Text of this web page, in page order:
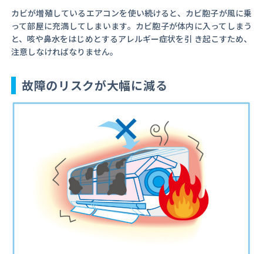
カビが増殖しているエアコンを使い続けると、カビ胞子が風に乗
って部屋に充満してしまいます。カビ胞子が体内に入ってしまう
と、咳や鼻水をはじめとするアレルギー症状を引 き起こすため、
注意しなければなりません。
故障のリスクが大幅に減る